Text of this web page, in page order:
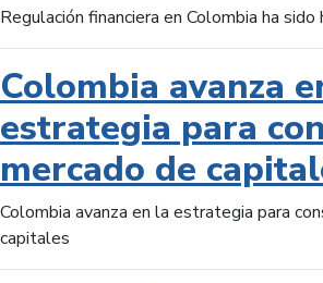
Regulación financiera en Colombia ha
Colombia avanza
estrategia para
mercado de
Colombia avanza en la estrategia para
capitales